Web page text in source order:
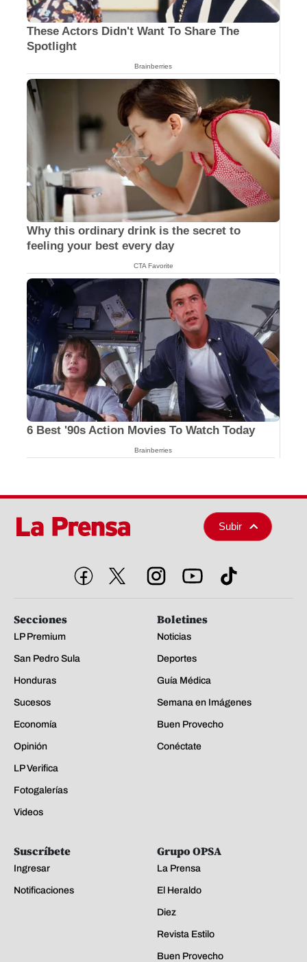
These Actors Didn't Want To Share The
Spotlight
Brainberries
Why this ordinary drink is the secret to
feeling your best every day
CTA Favorite
6 Best '90s Action Movies To Watch Today
Brainberries
Subir
Secciones
LP Premium
San Pedro Sula
Honduras
Sucesos
Economía
Opinión
LP Verifica
Fotogalerías
Videos
Boletines
Noticias
Deportes
Guía Médica
Semana en Imágenes
Buen Provecho
Conéctate
Suscríbete
Ingresar
Notificaciones
Grupo OPSA
La Prensa
El Heraldo
Diez
Revista Estilo
Buen Provecho